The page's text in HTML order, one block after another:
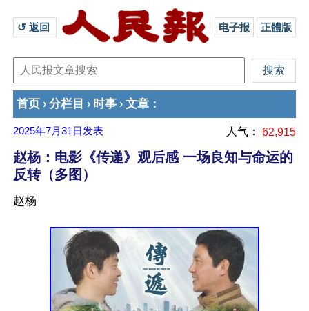
↺ 返回 电子报 正體版
首页 › 分栏目 › 时事 › 文章 ：
2025年7月31日 发表 人气： 62,915
赵杨：电影《传递》观后感 一场良知与命运的
反转（多图）
赵杨